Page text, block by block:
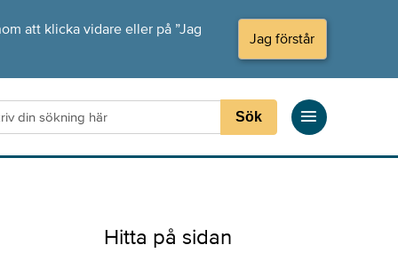
att klicka vidare eller på ”Jag
Jag förstår
Sök
Hitta på sidan